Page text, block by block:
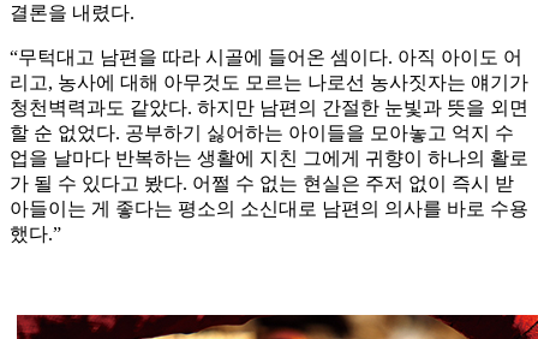
결론을 내렸다.
“무턱대고 남편을 따라 시골에 들어온 셈이다. 아직 아이도 어
리고, 농사에 대해 아무것도 모르는 나로선 농사짓자는 얘기가
청천벽력과도 같았다. 하지만 남편의 간절한 눈빛과 뜻을 외면
할 순 없었다. 공부하기 싫어하는 아이들을 모아놓고 억지 수
업을 날마다 반복하는 생활에 지친 그에게 귀향이 하나의 활로
가 될 수 있다고 봤다. 어쩔 수 없는 현실은 주저 없이 즉시 받
아들이는 게 좋다는 평소의 소신대로 남편의 의사를 바로 수용
했다.”